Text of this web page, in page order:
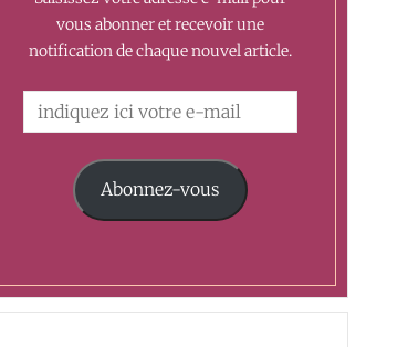
vous abonner et recevoir une
notification de chaque nouvel article.
Abonnez-vous